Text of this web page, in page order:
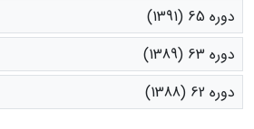
دوره 65 (1391)
دوره 63 (1389)
دوره 62 (1388)